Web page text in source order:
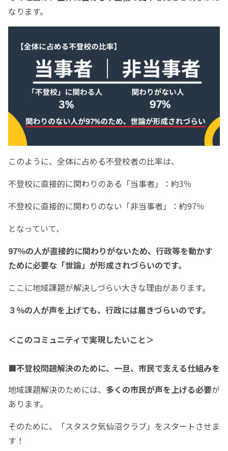
なります。
このように、全体に占める不登校者の比率は、
不登校に直接的に関わりのある「当事者」：約3％
不登校に直接的に関わりのない「非当事者」：約97％
となっていて、
97％の人が直接的に関わりがないため、 行政等を動かす
ために必要な「世論」が形成されづらいのです。
ここに地域課題が解決しづらい大きな理由があります。
３％の人が声を上げても、行政には届きづらいのです。
＜このコミュニティで実現したいこと＞
■不登校問題解決のために、一旦、市民で支える仕組みを
地域課題解決のためには、 多くの市民が声を上げる必要が
あります。
そのために、「スタスク気仙沼クラブ」をスタートさせま
す！